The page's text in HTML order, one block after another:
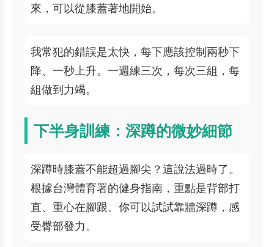
來，可以從膝蓋著地開始。
我常犯的錯誤是太快，每下應該控制兩秒下
降、一秒上升。一週練三次，每次三組，每
組做到力竭。
下半身訓練：深蹲的微妙細節
深蹲時膝蓋不能超過腳尖？這說法過時了。
根據台灣體育署的健身指南，重點是背部打
直、重心在腳跟。你可以試試靠牆深蹲，感
受臀部發力。